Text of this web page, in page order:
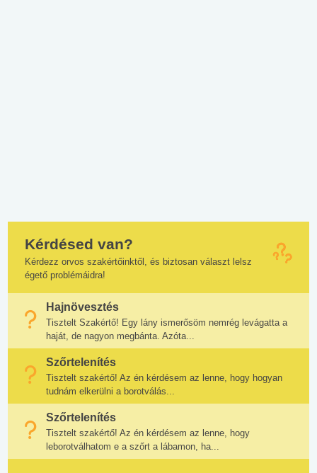
Kérdésed van?
Kérdezz orvos szakértőinktől, és biztosan választ lelsz
égető problémáidra!
Hajnövesztés
Tisztelt Szakértő! Egy lány ismerősöm nemrég levágatta a
haját, de nagyon megbánta. Azóta...
Szőrtelenítés
Tisztelt szakértő! Az én kérdésem az lenne, hogy hogyan
tudnám elkerülni a borotválás...
Szőrtelenítés
Tisztelt szakértő! Az én kérdésem az lenne, hogy
leborotválhatom e a szőrt a lábamon, ha...